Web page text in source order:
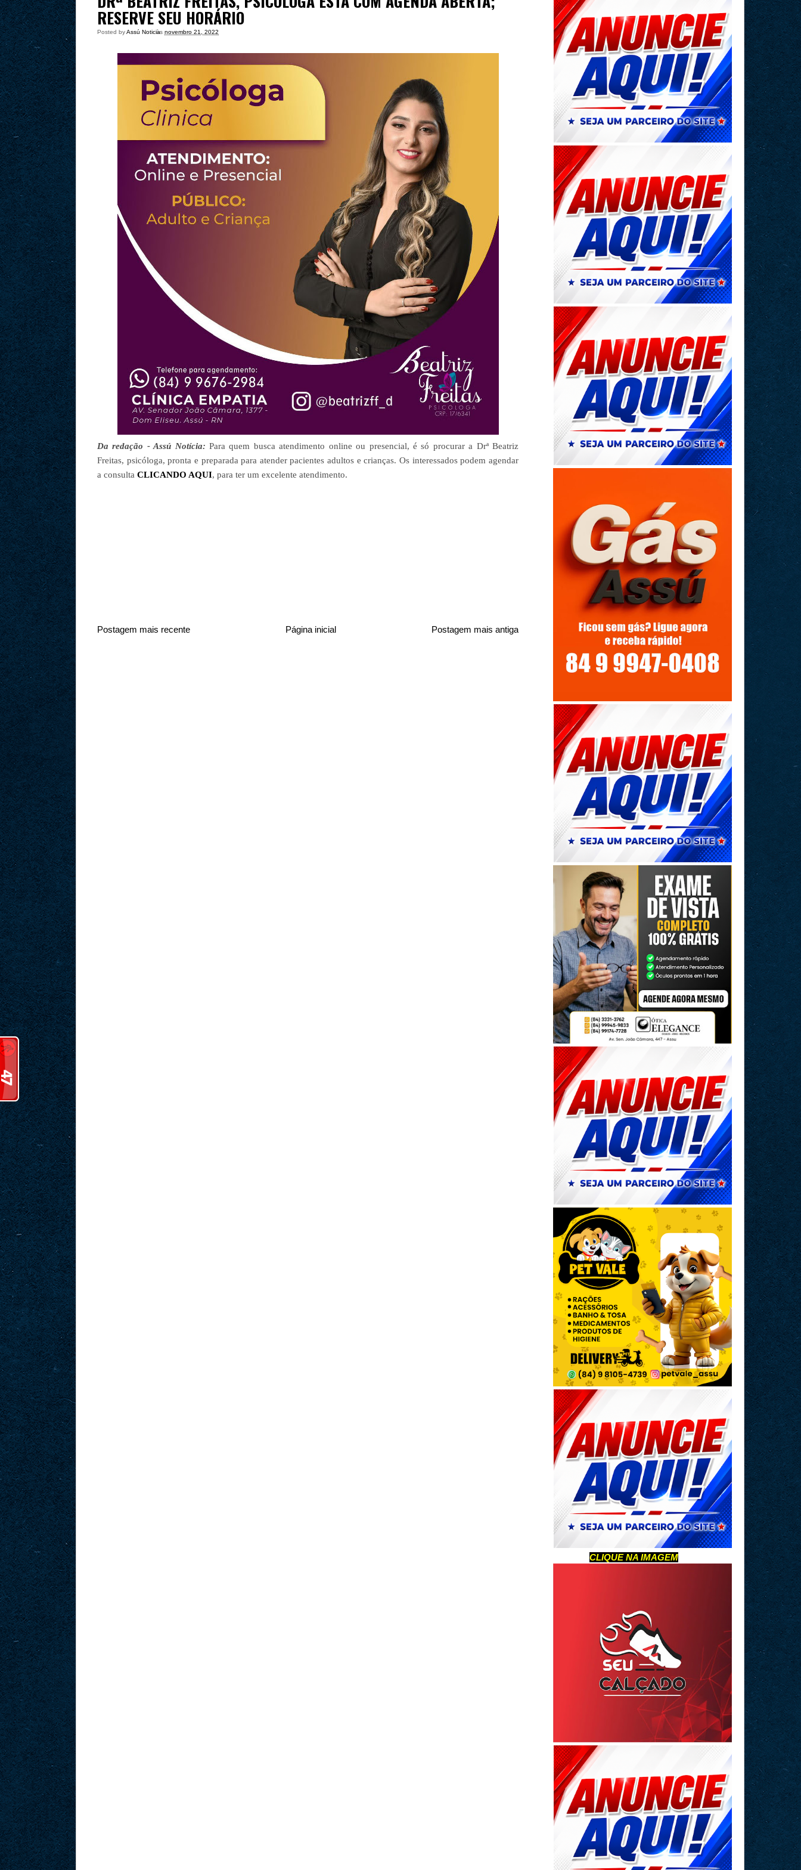
RESERVE SEU HORÁRIO
Posted byAssú Noticia
às novembro 21, 2022
Da redação - Assú Notícia: Para quem busca atendimento online ou presencial, é só procurar a Drª Beatriz
Freitas, psicóloga, pronta e preparada para atender pacientes adultos e crianças. Os interessados podem agendar
a consulta CLICANDO AQUI, para ter um excelente atendimento.
Postagem mais recente Postagem mais antiga
Página inicial
CLIQUE NA IMAGEM